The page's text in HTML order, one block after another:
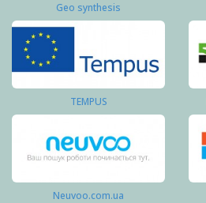
Geo synthesis
TEMPUS
Neuvoo.com.ua